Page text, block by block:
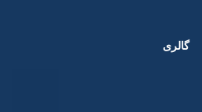
گالری